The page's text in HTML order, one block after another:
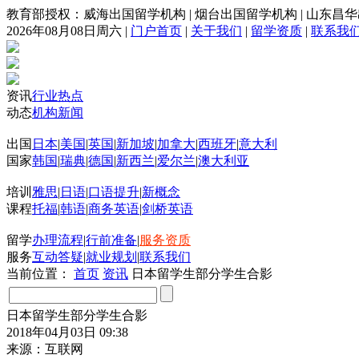
教育部授权：威海出国留学机构 | 烟台出国留学机构 | 山东昌
2026年08月08日周六 | 门户首页 | 关于我们 | 留学资质 | 联系我
资讯行业热点
动态机构新闻
出国 日本|美国|英国|新加坡|加拿大|西班牙|意大利
国家韩国|瑞典|德国|新西兰|爱尔兰|澳大利亚
培训 雅思| 日语|口语提升|新概念
课程托福|韩语|商务英语|剑桥英语
留学办理流程|行前准备|服务资质
服务互动答疑|就业规划 |联系我们
当前位置：
首页 资讯 日本留学生部分学生合影
日本留学生部分学生合影
2018年04月03日 09:38
来源：互联网